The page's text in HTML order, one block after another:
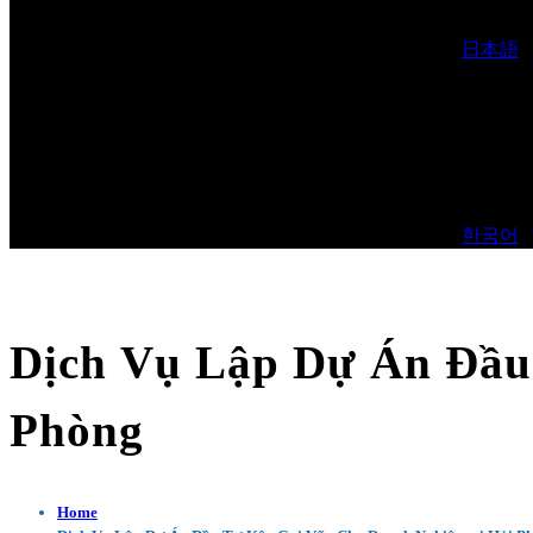
日本語
한국어
Dịch Vụ Lập Dự Án
Phòng
Home